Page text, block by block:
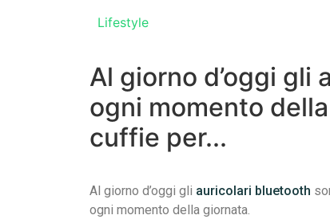
Lifestyle
Al giorno d’oggi
ogni momento
cuffie per...
Al giorno d’oggi gli auricolari bluetooth
ogni momento della giornata.